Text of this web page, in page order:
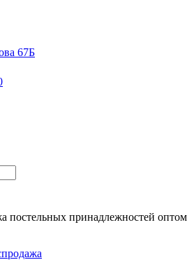
67Б
постельных принадлежностей оптом